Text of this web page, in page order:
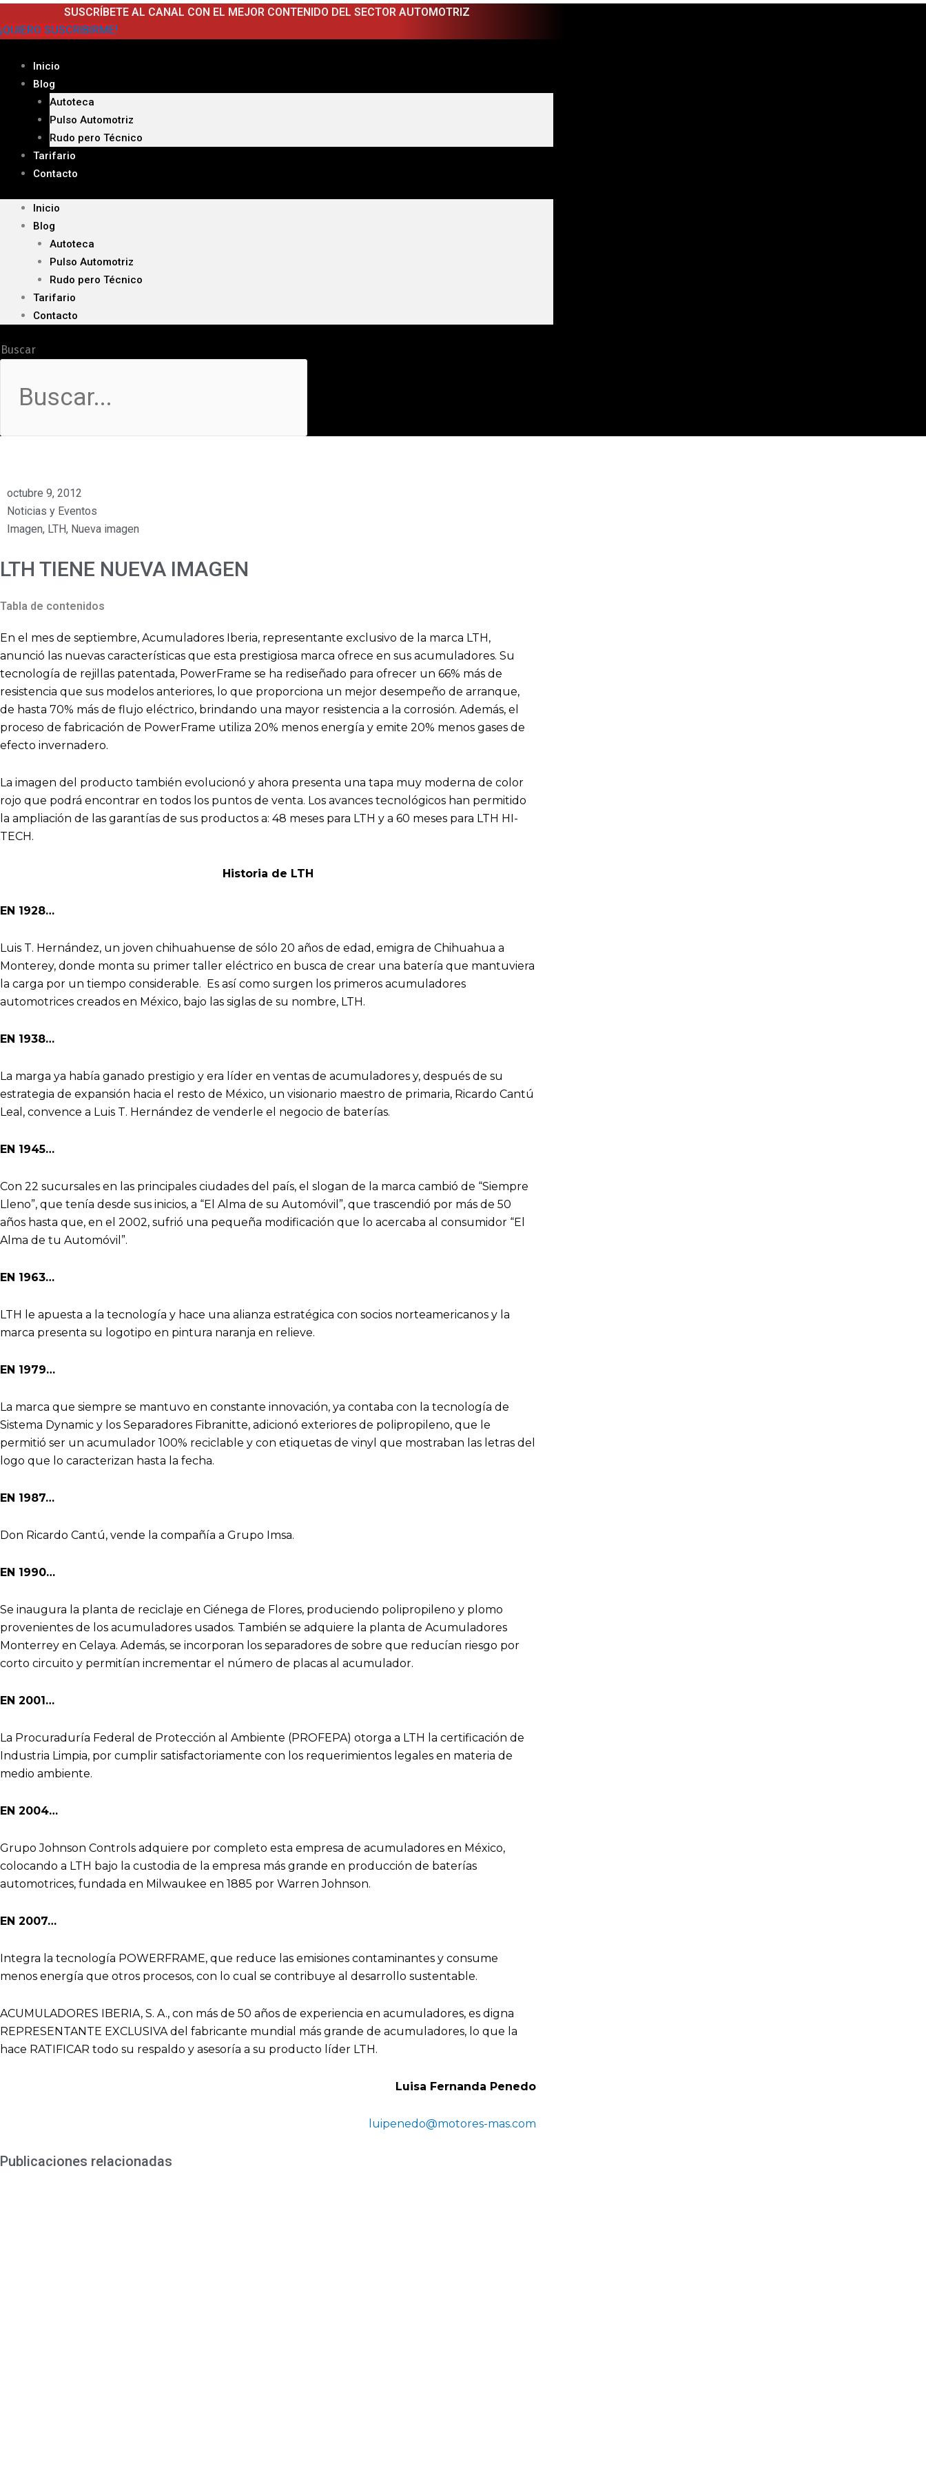
Ir
al
contenido
SUSCRÍBETE AL CANAL CON EL MEJOR CONTENIDO DEL SECTOR AUTOMOTRIZ
¡QUIERO SUSCRIBIRME!
Inicio
Blog
Autoteca
Pulso Automotriz
Rudo pero Técnico
Tarifario
Contacto
Inicio
Blog
Autoteca
Pulso Automotriz
Rudo pero Técnico
Tarifario
Contacto
Buscar
octubre 9, 2012
Noticias y Eventos
Imagen, LTH, Nueva imagen
LTH TIENE NUEVA IMAGEN
Tabla de contenidos
En el mes de septiembre, Acumuladores Iberia, representante exclusivo de la marca LTH,
anunció las nuevas características que esta prestigiosa marca ofrece en sus acumuladores. Su
tecnología de rejillas patentada, PowerFrame se ha rediseñado para ofrecer un 66% más de
resistencia que sus modelos anteriores, lo que proporciona un mejor desempeño de arranque,
de hasta 70% más de flujo eléctrico, brindando una mayor resistencia a la corrosión. Además, el
proceso de fabricación de PowerFrame utiliza 20% menos energía y emite 20% menos gases de
efecto invernadero.
La imagen del producto también evolucionó y ahora presenta una tapa muy moderna de color
rojo que podrá encontrar en todos los puntos de venta. Los avances tecnológicos han permitido
la ampliación de las garantías de sus productos a: 48 meses para LTH y a 60 meses para LTH HI-
TECH.
Historia de LTH
EN 1928…
Luis T. Hernández, un joven chihuahuense de sólo 20 años de edad, emigra de Chihuahua a
Monterey, donde monta su primer taller eléctrico en busca de crear una batería que mantuviera
la carga por un tiempo considerable. Es así como surgen los primeros acumuladores
automotrices creados en México, bajo las siglas de su nombre, LTH.
EN 1938…
La marga ya había ganado prestigio y era líder en ventas de acumuladores y, después de su
estrategia de expansión hacia el resto de México, un visionario maestro de primaria, Ricardo Cantú
Leal, convence a Luis T. Hernández de venderle el negocio de baterías.
EN 1945…
Con 22 sucursales en las principales ciudades del país, el slogan de la marca cambió de “Siempre
Lleno”, que tenía desde sus inicios, a “El Alma de su Automóvil”, que trascendió por más de 50
años hasta que, en el 2002, sufrió una pequeña modificación que lo acercaba al consumidor “El
Alma de tu Automóvil”.
EN 1963…
LTH le apuesta a la tecnología y hace una alianza estratégica con socios norteamericanos y la
marca presenta su logotipo en pintura naranja en relieve.
EN 1979…
La marca que siempre se mantuvo en constante innovación, ya contaba con la tecnología de
Sistema Dynamic y los Separadores Fibranitte, adicionó exteriores de polipropileno, que le
permitió ser un acumulador 100% reciclable y con etiquetas de vinyl que mostraban las letras del
logo que lo caracterizan hasta la fecha.
EN 1987…
Don Ricardo Cantú, vende la compañía a Grupo Imsa.
EN 1990…
Se inaugura la planta de reciclaje en Ciénega de Flores, produciendo polipropileno y plomo
provenientes de los acumuladores usados. También se adquiere la planta de Acumuladores
Monterrey en Celaya. Además, se incorporan los separadores de sobre que reducían riesgo por
corto circuito y permitían incrementar el número de placas al acumulador.
EN 2001…
La Procuraduría Federal de Protección al Ambiente (PROFEPA) otorga a LTH la certificación de
Industria Limpia, por cumplir satisfactoriamente con los requerimientos legales en materia de
medio ambiente.
EN 2004…
Grupo Johnson Controls adquiere por completo esta empresa de acumuladores en México,
colocando a LTH bajo la custodia de la empresa más grande en producción de baterías
automotrices, fundada en Milwaukee en 1885 por Warren Johnson.
EN 2007…
Integra la tecnología POWERFRAME, que reduce las emisiones contaminantes y consume
menos energía que otros procesos, con lo cual se contribuye al desarrollo sustentable.
ACUMULADORES IBERIA, S. A., con más de 50 años de experiencia en acumuladores, es digna
REPRESENTANTE EXCLUSIVA del fabricante mundial más grande de acumuladores, lo que la
hace RATIFICAR todo su respaldo y asesoría a su producto líder LTH.
Luisa Fernanda Penedo
luipenedo@motores-mas.com
Publicaciones relacionadas